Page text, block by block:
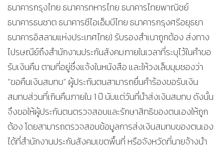
ธนาคารกรุงไทย ธนาคารทหารไทย ธนาคารไทยพาณิชย์
ธนาคารธนชาต ธนาคารซีไอเอ็มบีไทย ธนาคารกรุงศรีอยุธยา
ธนาคารอิสลามแห่งประเทศไทย) รับรองสำเนาถูกต้อง ส่งทาง
ไปรษณีย์ถึงสำนักงานประกันสังคมภายในเวลาที่ระบุไว้ในคำขอ
รับเงินคืน ตามที่อยู่ซึ่งแจ้งในหนังสือ และให้วงเล็บมุมซองว่า
“ขอคืนเงินสมทบ” ผู้ประกันตนสามารถยื่นคำร้องขอรับเงิน
สมทบส่วนที่เกินคืนภายใน 1 ปี นับแต่วันที่นำส่งเงินสมทบ ดังนั้น
จึงขอให้ผู้ประกันตนตรวจสอบและรักษาสิทธิของตนเองให้ถูก
ต้อง โดยสามารถตรวจสอบข้อมูลการส่งเงินสมทบของตนเอง
ได้ที่สำนักงานประกันสังคมเขตพื้นที่ หรือจังหวัดที่นายจ้างนำ